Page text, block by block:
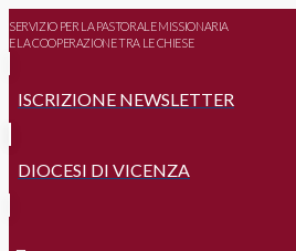
SERVIZIO PER LA PASTORALE MISSIONARIA
E LA COOPERAZIONE TRA LE CHIESE
ISCRIZIONE NEWSLETTER
DIOCESI DI VICENZA